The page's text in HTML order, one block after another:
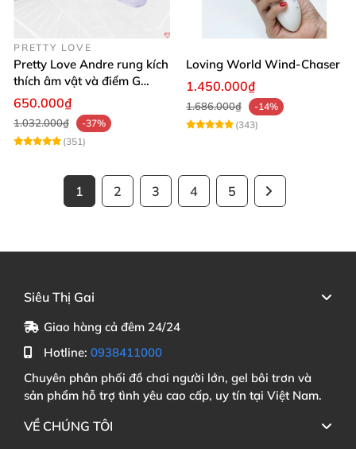
PRETTY LOVE
Pretty Love Andre rung kích
thích âm vật và điểm G
mạnh mẽ
650.000₫
1.032.000₫
-37%
(351)
Loving World Wind-Chaser
1.450.000₫
1.686.000₫
-14%
(343)
1 2 3 4 5
Siêu Thị Gai
Giao hàng cả đêm 24/24
Hotline: 0938411000
Chuyên phân phối đồ chơi người lớn, gel bôi trơn và
sản phẩm hỗ trợ tình yêu cao cấp, uy tín tại Việt Nam.
VỀ CHÚNG TÔI